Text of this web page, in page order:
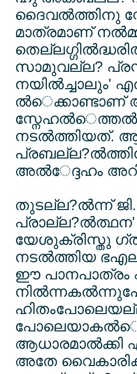
ദൈവല്‍ത്തിനു
മാത്രമാണ്
സാമുവല്ല?
നയില്‍ച്ചാലും'
ല്‍െക്കാണ്ടാണ്
നടല്‍ത്തിയത്.
അല്‍േദ്ദഹം
തുടല്ല?ല്‍ന്ന്
യേശുക്രിസ്തു
നടല്‍ത്തിയ
ഈ പാനപാത്രം
ആധാരമാല്‍ക്കി
അതേ